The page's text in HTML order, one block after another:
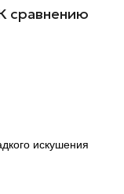
сравнению
искушения